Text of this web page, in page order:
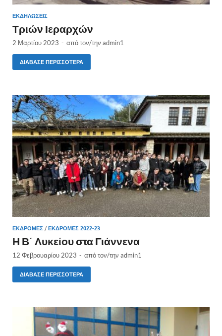
ΕΚΔΗΛΏΣΕΙΣ
Τριών Ιεραρχών
2 Μαρτίου 2023 - από τον/την admin1
ΔΙΆΒΑΣΕ ΠΕΡΙΣΣΌΤΕΡΑ
ΕΚΔΡΟΜΈΣ /ΈΚΔΡΟΜΈΣ 2022-23
Η Β΄ Λυκείου στα Γιάννενα
12 Φεβρουαρίου 2023 - από τον/την admin1
ΔΙΆΒΑΣΕ ΠΕΡΙΣΣΌΤΕΡΑ